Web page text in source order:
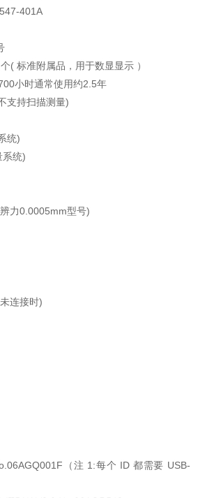
401A
( 标准附属品，用于数显显示 ）
小时通常使用约2.5年
支持扫描测量)
统)
系统)
力0.0005mm型号)
连接时)
（注 1:每个 ID 都需要 USB-